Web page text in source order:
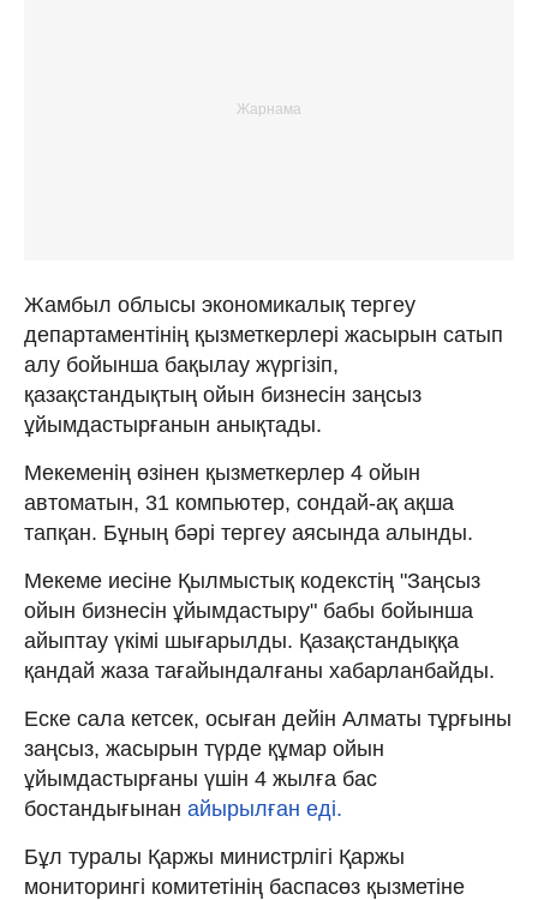
Жамбыл облысы экономикалық тергеу
департаментінің қызметкерлері жасырын сатып
алу бойынша бақылау жүргізіп,
қазақстандықтың ойын бизнесін заңсыз
ұйымдастырғанын анықтады.
Мекеменің өзінен қызметкерлер 4 ойын
автоматын, 31 компьютер, сондай-ақ ақша
тапқан. Бұның бәрі тергеу аясында алынды.
Мекеме иесіне Қылмыстық кодекстің "Заңсыз
ойын бизнесін ұйымдастыру" бабы бойынша
айыптау үкімі шығарылды. Қазақстандыққа
қандай жаза тағайындалғаны хабарланбайды.
Еске сала кетсек, осыған дейін Алматы тұрғыны
заңсыз, жасырын түрде құмар ойын
ұйымдастырғаны үшін 4 жылға бас
бостандығынан айырылған еді.
Бұл туралы Қаржы министрлігі Қаржы
мониторингі комитетінің баспасөз қызметіне